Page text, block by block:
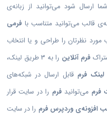
ارسال شود می‌توانید از زبانه‌ی
قالب می‌توانید متناسب با فرمی
نظرتان را طراحی و یا انتخاب
فرم آنلاین
را به 3 طریق لینک،
لینک فرم قابل ارسال در شبکه‌های
فرم می‌توانیدفرم را در سایت قرار
افزونه‌ی وردپرس فرم را در سایت